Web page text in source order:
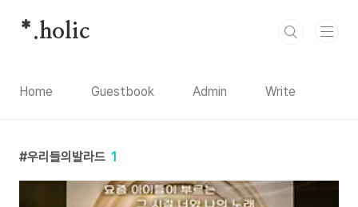
*.holic
Home Guestbook Admin Write
우리들의발라드 1